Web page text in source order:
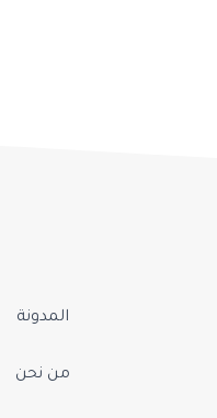
المدونة
من نحن